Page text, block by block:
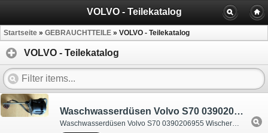
VOLVO - Teilekatalog
Startseite » GEBRAUCHTTEILE » VOLVO - Teilekatalog
VOLVO - Teilekatalog
Waschwasserdüsen Volvo S70 0390206955 Wischermotor SWR links BOSCH